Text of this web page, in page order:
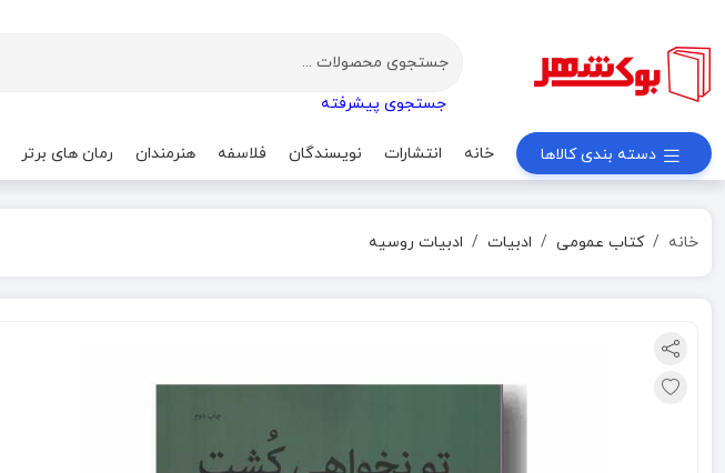
جستجوی پیشرفته
دسته بندی کالاها خانه انتشارات نویسندگان فلاسفه هنرمندان رمان های برتر
خانه کتاب عمومی ادبیات ادبیات روسیه